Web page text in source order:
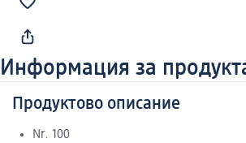
Информация за
Продуктово описание
Nr. 100